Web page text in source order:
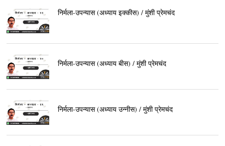
निर्मला-उपन्यास (अध्याय इक्कीस) / मुंशी प्रेमचंद
निर्मला-उपन्यास (अध्याय बीस) / मुंशी प्रेमचंद
निर्मला-उपन्यास (अध्याय उन्नीस) / मुंशी प्रेमचंद